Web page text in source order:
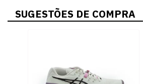
SUGESTÕES DE COMPRA